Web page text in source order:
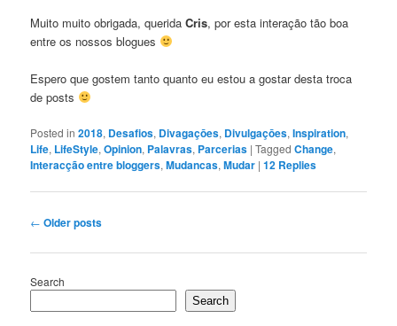
Muito muito obrigada, queridaCris, por esta interação tão boa
entre os nossos blogues
Espero que gostem tanto quanto eu estou a gostar desta troca
de posts
Posted in 2018, Desafios, Divagaçōes, Divulgaçōes,Inspiration,
Life, LifeStyle,Opinion, Palavras, Parcerias |Tagged Change,
Interacção entre bloggers,Mudancas,Mudar |12 Replies
Post
← Older posts
Search
Search